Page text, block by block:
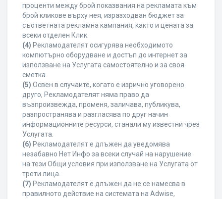
проценти между брой показвания на рекламата към
брой кликове върху нея, изразходван бюджет за
съответната рекламна кампания, както и цената за
всеки отделен Клик.
(4) Рекламодателят осигурява необходимото
компютърно оборудване и достъп до интернет за
използване на Услугата самостоятелно и за своя
сметка.
(5) Освен в случаите, когато е изрично уговорено
друго, Рекламодателят няма право да
възпроизвежда, променя, заличава, публикува,
разпространява и разгласява по друг начин
информационните ресурси, станали му известни чрез
Услугата.
(6) Рекламодателят е длъжен да уведомява
незабавно Нет Инфо за всеки случай на нарушение
на тези Общи условия при използване на Услугата от
трети лица.
(7) Рекламодателят е длъжен да не се намесва в
правилното действие на системата на Adwise,